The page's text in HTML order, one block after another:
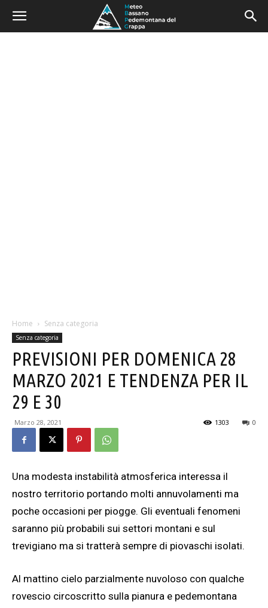
Home Senza categoria
Senza categoria
PREVISIONI PER DOMENICA 28
MARZO 2021 E TENDENZA PER IL
29 E 30
Marzo 28, 2021 0
1303
Una modesta instabilità atmosferica interessa il
nostro territorio portando molti annuvolamenti ma
poche occasioni per piogge. Gli eventuali fenomeni
saranno più probabili sui settori montani e sul
trevigiano ma si tratterà sempre di piovaschi isolati.
Al mattino cielo parzialmente nuvoloso con qualche
rovescio circoscritto sulla pianura e pedemontana